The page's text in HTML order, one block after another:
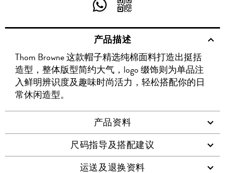
WECHATWEIBO
分
享
至
WHATSAPP
享
维
码
产品描述
Thom Browne 这款帽子精选纯棉面料打造出挺括
造型，整体版型简约大气，logo 缀饰则为单品注
入鲜明辨识度及趣味时尚活力，轻松搭配你的日
常休闲造型。
产品资料
尺码指导及搭配建议
运送及退换资料